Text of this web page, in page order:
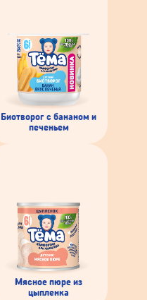
Биотворог с бананом и
печеньем
Мясное пюре из
цыпленка